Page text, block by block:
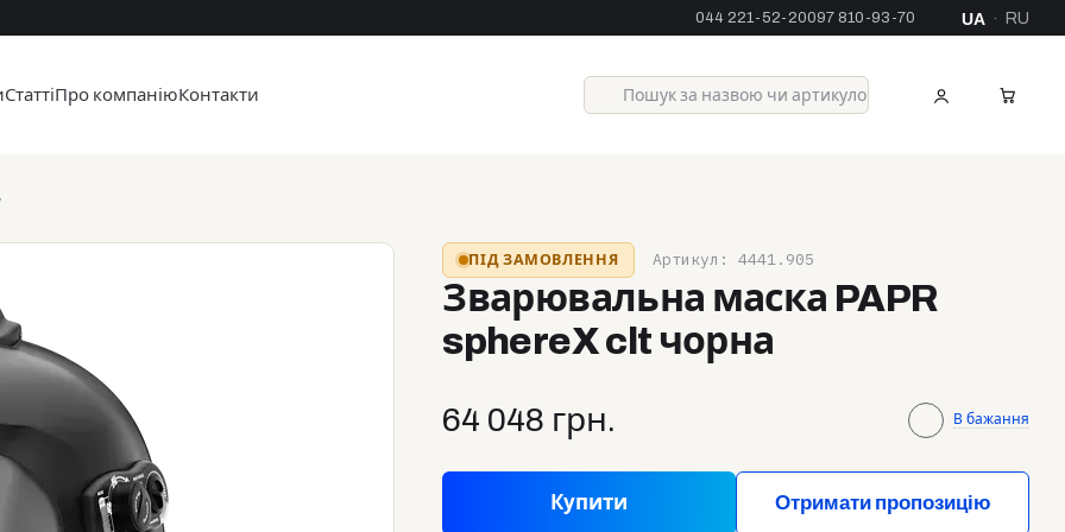
044 221-52-20097 810-93-70 UA · RU
СтаттіПро компаніюКонтакти
Зварювальна маска PAPR
sphereX clt чорна
ПІД ЗАМОВЛЕННЯ Артикул: 4441.905
64 048 грн. В бажання
Купити Отримати пропозицію